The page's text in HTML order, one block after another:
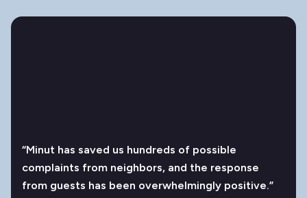
“Minut has saved us hundreds of possible
complaints from neighbors, and the response
from guests has been overwhelmingly positive.”